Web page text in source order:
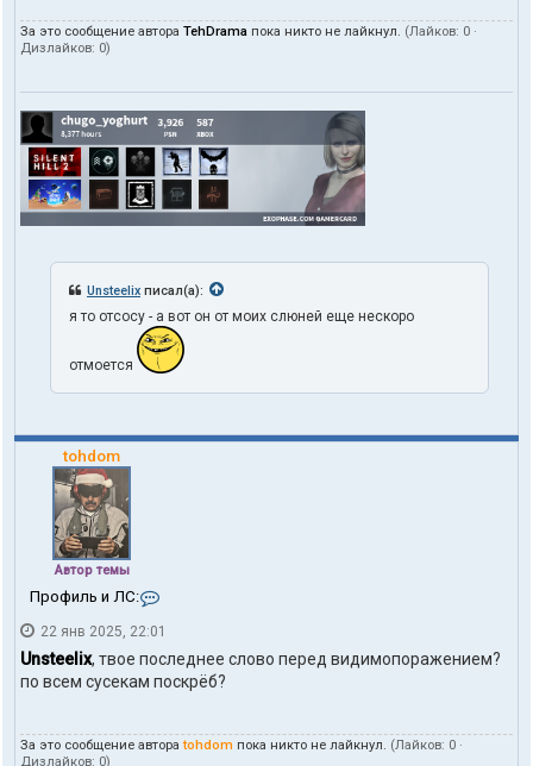
За это сообщение автора TehDrama пока никто не лайкнул. (Лайков: 0 ·
Дизлайков: 0)
Unsteelix писал(а):
я то отсосу - а вот он от моих слюней еще нескоро
отмоется
tohdom
Автор темы
Профиль и ЛС:
н
т
к
п
22 янв 2025, 22:01
Unsteelix, твое последнее слово перед видимопоражением?
по всем сусекам поскрёб?
За это сообщение автораtohdom пока никто не лайкнул. (Лайков: 0 ·
Дизлайков: 0)